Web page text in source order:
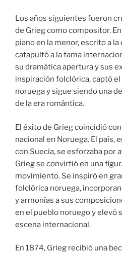
Los años siguientes fueron
de Grieg como compositor.
piano en la menor, escrito a la
catapultó a la fama
su dramática apertura y sus
inspiración folclórica, captó
noruega y sigue siendo una
de la era romántica.
El éxito de Grieg coincidió
nacional en Noruega. El país,
con Suecia, se esforzaba por
Grieg se convirtió en una
movimiento. Se inspiró en
folclórica noruega,
y armonías a sus
en el pueblo noruego y elevó
escena internacional.
En 1874, Grieg recibió una